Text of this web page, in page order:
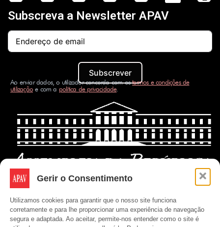
Gerir o Consentimento
Utilizamos cookies para garantir que o nosso site funciona
corretamente e para lhe proporcionar uma experiência de navegação
segura e adaptada. Ao aceitar, permite-nos entender como o site é
Subscreva a Newsletter APAV
Subscrever
Ao enviar dados, o utilizador concorda com ostermos e condições de
utilizaçãoe com a política de privacidade.